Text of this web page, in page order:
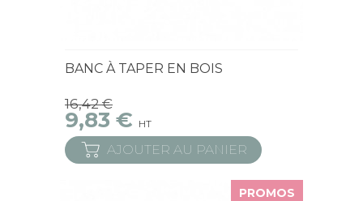
BANC À TAPER EN BOIS
16,42 €
9,83 € HT
AJOUTER AU PANIER
PROMOS